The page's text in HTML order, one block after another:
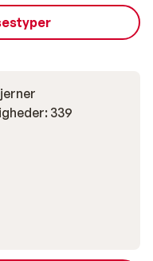
der opholder sig
339